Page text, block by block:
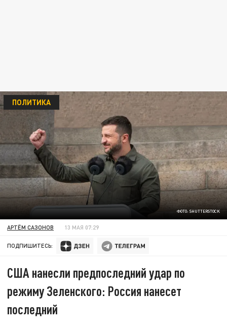
ФОТО: SHUTTERSTOCK
ПОЛИТИКА
АРТЁМ САЗОНОВ 13 МАЯ 07:29
ПОДПИШИТЕСЬ:
США нанесли предпоследний удар по
режиму Зеленского: Россия нанесет
последний